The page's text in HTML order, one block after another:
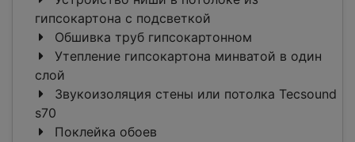
гипсокартона с подсветкой
Обшивка труб гипсокартонном
Утепление гипсокартона минватой в один
слой
Звукоизоляция стены или потолка Tecsound
s70
Поклейка обоев